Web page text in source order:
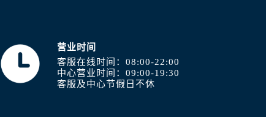
内蒙古自治区乌兰察布市集宁区恩和大街浪琴售后服务中心（
内蒙古自治区锡林郭勒盟市锡林浩特市光明街与额尔敦路交
内蒙古自治区兴安盟市乌兰浩特市兴安大街浪琴售后服务中心
营业时间
客服在线时间：08:00-22:00
中心营业时间：09:00-19:30
客服及中心节假日不休